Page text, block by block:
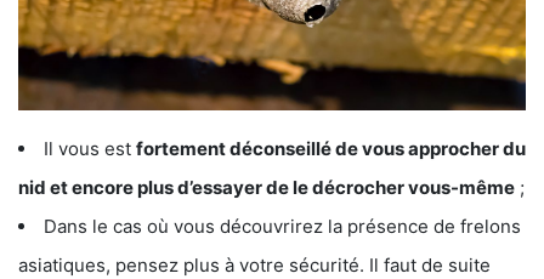
Il vous est fortement déconseillé de vous approcher du
nid et encore plus d’essayer de le décrocher vous-même ;
Dans le cas où vous découvrirez la présence de frelons
asiatiques, pensez plus à votre sécurité. Il faut de suite